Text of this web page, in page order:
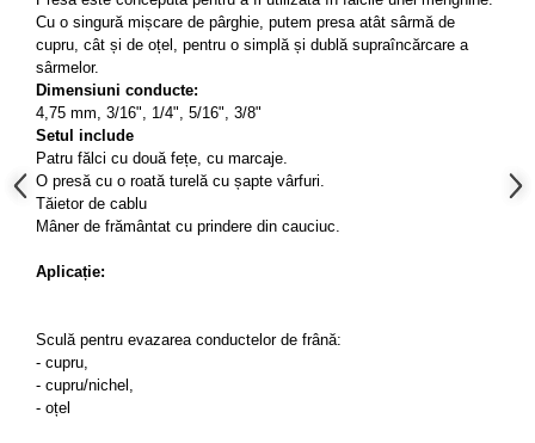
Slefuitoare electrice
Scule fixare distributie
Alfa romeo
Audi
Bmw
Chevrolet
Chrysler
Dacia
Ford
Jaguar
Jeep
Cu o singură mișcare de pârghie, putem presa atât sârmă de
cupru, cât și de oțel, pentru o simplă și dublă supraîncărcare a
sârmelor.
Dimensiuni conducte:
4,75 mm, 3/16", 1/4", 5/16", 3/8"
Setul include
Patru fălci cu două fețe, cu marcaje.
O presă cu o roată turelă cu șapte vârfuri.
Tăietor de cablu
Mâner de frământat cu prindere din cauciuc.
Aplicație:
Sculă pentru evazarea conductelor de frână:
- cupru,
- cupru/nichel,
- oțel